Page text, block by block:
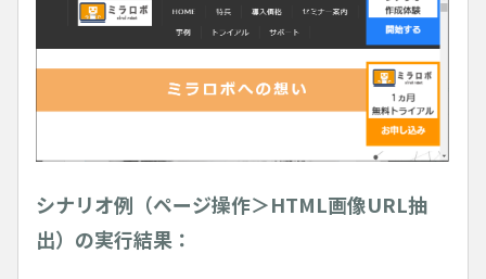
シナリオ例（ページ操作＞HTML画像URL抽
出）の実行結果：